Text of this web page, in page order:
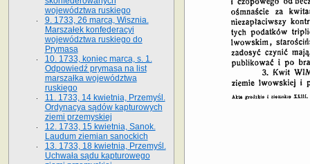
województwa ruskiego
9. 1733, 26 marca, Wisznia.
Marszałek konfederacyi
województwa ruskiego do
Prymasa
10. 1733, koniec marca, s. 1.
Odpowiedź prymasa na list
marszałka województwa
ruskiego
11. 1733, 14 kwietnia, Przemyśl.
Ordynacya sądów kapturowych
ziemi przemyskiej
12. 1733, 15 kwietnia, Sanok.
Laudum ziemian sanockich
13. 1733, 18 kwietnia, Przemyśl.
Uchwała sądu kapturowego